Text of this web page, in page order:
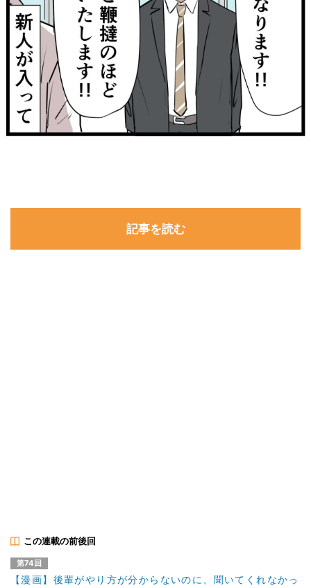
記事を読む
この連載の前後回
第74回
【漫画】後輩がやり方が分からないのに、聞いてくれなかっ